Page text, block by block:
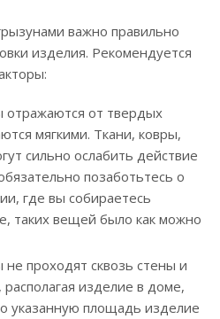
важно правильно
изделия. Рекомендуется
отражаются от твердых
мягкими. Ткани, ковры,
сильно ослабить действие
позаботьтесь о
где вы собираетесь
таких вещей было как можно
проходят сквозь стены и
изделие в доме,
указанную площадь изделие